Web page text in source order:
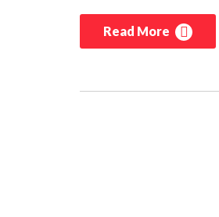
Read More